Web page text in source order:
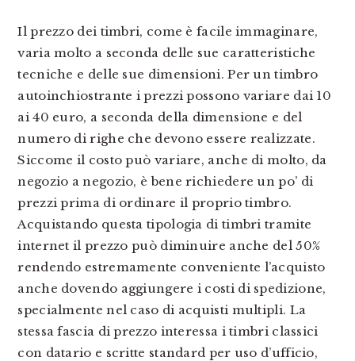
Il prezzo dei timbri, come è facile immaginare,
varia molto a seconda delle sue caratteristiche
tecniche e delle sue dimensioni. Per un timbro
autoinchiostrante i prezzi possono variare dai 10
ai 40 euro, a seconda della dimensione e del
numero di righe che devono essere realizzate.
Siccome il costo può variare, anche di molto, da
negozio a negozio, è bene richiedere un po’ di
prezzi prima di ordinare il proprio timbro.
Acquistando questa tipologia di timbri tramite
internet il prezzo può diminuire anche del 50%
rendendo estremamente conveniente l’acquisto
anche dovendo aggiungere i costi di spedizione,
specialmente nel caso di acquisti multipli. La
stessa fascia di prezzo interessa i timbri classici
con datario e scritte standard per uso d’ufficio,